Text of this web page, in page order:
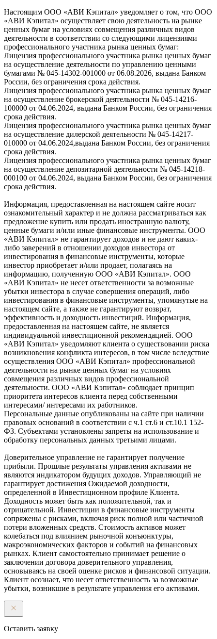
Настоящим ООО «АВИ Кэпитал» уведомляет о том, что ООО
«АВИ Кэпитал» осуществляет свою деятельность на рынке
ценных бумаг на условиях совмещения различных видов
деятельности в соответствии со следующими лицензиями
профессионального участника рынка ценных бумаг:
Лицензия профессионального участника рынка ценных бумаг
на осуществление деятельности по управлению ценными
бумагами № 045-14302-001000 от 06.08.2026, выдана Банком
России, без ограничения срока действия.
Лицензия профессионального участника рынка ценных бумаг
на осуществление брокерской деятельности № 045-14216-
100000 от 04.06.2024, выдана Банком России, без ограничения
срока действия.
Лицензия профессионального участника рынка ценных бумаг
на осуществление дилерской деятельности № 045-14217-
010000 от 04.06.2024,выдана Банком России, без ограничения
срока действия.
Лицензия профессионального участника рынка ценных бумаг
на осуществление депозитарной деятельности № 045-14218-
000100 от 04.06.2024, выдана Банком России, без ограничения
срока действия.
Информация, предоставленная на настоящем сайте носит
ознакомительный характер и не должна рассматриваться как
предложение купить или продать иностранную валюту,
ценные бумаги и/или иные финансовые инструменты. ООО
«АВИ Кэпитал» не гарантирует доходов и не дают каких-
либо заверений в отношении доходов инвестора от
инвестирования в финансовые инструменты, которые
инвестор приобретает и/или продает, полагаясь на
информацию, полученную ООО «АВИ Кэпитал». ООО
«АВИ Кэпитал» не несет ответственности за возможные
убытки инвестора в случае совершения операций, либо
инвестирования в финансовые инструменты, упомянутые на
настоящем сайте, а также не гарантируют возврат,
эффективность и доходность инвестиций. Информация,
предоставленная на настоящем сайте, не является
индивидуальной инвестиционной рекомендацией. ООО
«АВИ Кэпитал» уведомляют клиента о существовании риска
возникновения конфликта интересов, в том числе вследствие
осуществления ООО «АВИ Кэпитал» профессиональной
деятельности на рынке ценных бумаг на условиях
совмещения различных видов профессиональной
деятельности. ООО «АВИ Кэпитал» соблюдает принцип
приоритета интересов клиента перед собственными
интересами/ интересами их работников.
Персональные данные опубликованы на сайте при наличии
правовых оснований в соответствии с ч.1 ст.6 и ст.10.1 152-
ФЗ. Субъектами установлены запреты на использование и
обработку персональных данных третьими лицами.
Доверительное управление не гарантирует получение
прибыли. Прошлые результаты управления активами не
являются индикатором будущих доходов. Управляющий не
гарантирует достижения Ожидаемой доходности,
определенной в Инвестиционном профиле Клиента.
Доходность может быть как положительной, так и
отрицательной. Инвестиции в финансовые инструменты
сопряжены с рисками, включая риск полной или частичной
потери вложенных средств. Стоимость активов может
колебаться под влиянием рыночной конъюнктуры,
макроэкономических факторов и событий на финансовых
рынках. Клиент самостоятельно принимает решение о
заключении договора доверительного управления,
основываясь на своей оценке рисков и финансовой ситуации.
Клиент осознает, что несет ответственность за возможные
убытки, возникшие в результате управления его активами.
Оставить заявку